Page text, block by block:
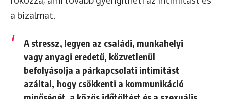
a bizalmat.
A stressz, legyen az családi, munkahelyi
vagy anyagi eredetű, közvetlenül
befolyásolja a párkapcsolati intimitást
azáltal, hogy csökkenti a kommunikáció